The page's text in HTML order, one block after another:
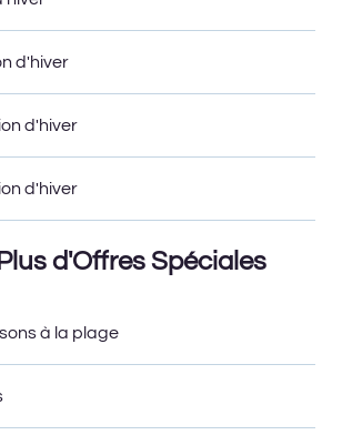
d'hiver
d'hiver
d'hiver
d'Offres Spéciales
à la plage